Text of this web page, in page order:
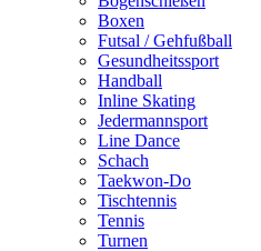
Boxen
Futsal / Gehfußball
Gesundheitssport
Handball
Inline Skating
Jedermannsport
Line Dance
Schach
Taekwon-Do
Tischtennis
Tennis
Turnen